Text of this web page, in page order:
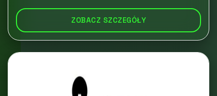
ZOBACZ SZCZEGÓŁY